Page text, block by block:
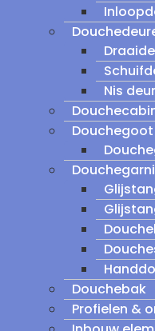
Nis
Douchebak
Profielen &